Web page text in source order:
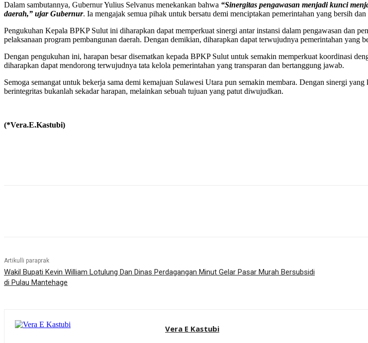
Dalam sambutannya, Gubernur Yulius Selvanus menekankan bahwa “Sinergitas pengawasan menjadi kunci
daerah,” ujar Gubernur. Ia mengajak semua pihak untuk bersatu demi menciptakan pemerintahan yang bersih dan
Pengukuhan Kepala BPKP Sulut ini diharapkan dapat memperkuat sinergi antar instansi dalam pengawasan dan
pelaksanaan program pembangunan daerah. Dengan demikian, diharapkan dapat terwujudnya pemerintahan yang
Dengan pengukuhan ini, harapan besar disematkan kepada BPKP Sulut untuk semakin memperkuat koordinasi
diharapkan dapat mendorong terwujudnya tata kelola pemerintahan yang transparan dan bertanggung jawab.
Semoga semangat untuk bekerja sama demi kemajuan Sulawesi Utara pun semakin membara. Dengan sinergi
berintegritas bukanlah sekadar harapan, melainkan sebuah tujuan yang patut diwujudkan.
(*Vera.E.Kastubi)
Artikulli paraprak
Wakil Bupati Kevin William Lotulung Dan Dinas Perdagangan Minut Gelar Pasar Murah Bersubsidi
di Pulau Mantehage
Vera E Kastubi